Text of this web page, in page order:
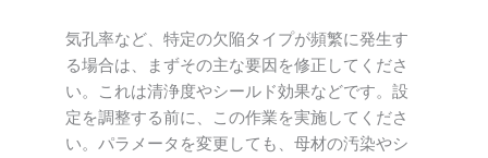
気孔率など、特定の欠陥タイプが頻繁に発生す
る場合は、まずその主な要因を修正してくださ
い。これは清浄度やシールド効果などです。設
定を調整する前に、この作業を実施してくださ
い。パラメータを変更しても、母材の汚染やシ